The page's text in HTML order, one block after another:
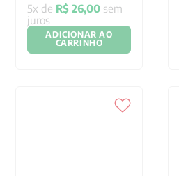
5x de R$ 26,00 sem
juros
ADICIONAR AO
CARRINHO